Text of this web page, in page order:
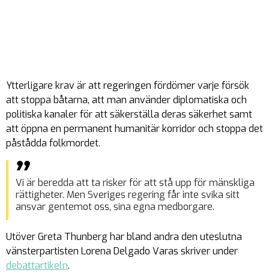
Ytterligare krav är att regeringen fördömer varje försök
att stoppa båtarna, att man använder diplomatiska och
politiska kanaler för att säkerställa deras säkerhet samt
att öppna en permanent humanitär korridor och stoppa det
påstådda folkmordet.
Vi är beredda att ta risker för att stå upp för mänskliga
rättigheter. Men Sveriges regering får inte svika sitt
ansvar gentemot oss, sina egna medborgare.
Utöver Greta Thunberg har bland andra den uteslutna
vänsterpartisten Lorena Delgado Varas skriver under
debattartikeln.